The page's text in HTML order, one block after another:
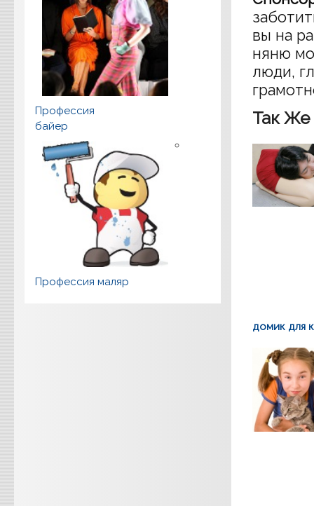
вы на
няню
люди,
Так Же
домик для
Профессия
байер
Профессия маляр